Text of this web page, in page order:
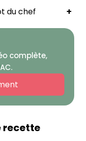
du chef +
complète,
recette